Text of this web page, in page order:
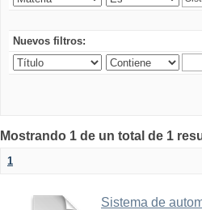
Nuevos filtros:
Mostrando 1 de un total de 1
1
Sistema de